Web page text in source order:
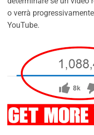
o verrà
YouTube.